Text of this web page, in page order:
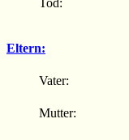
Tod:
Eltern:
Vater:
Mutter: